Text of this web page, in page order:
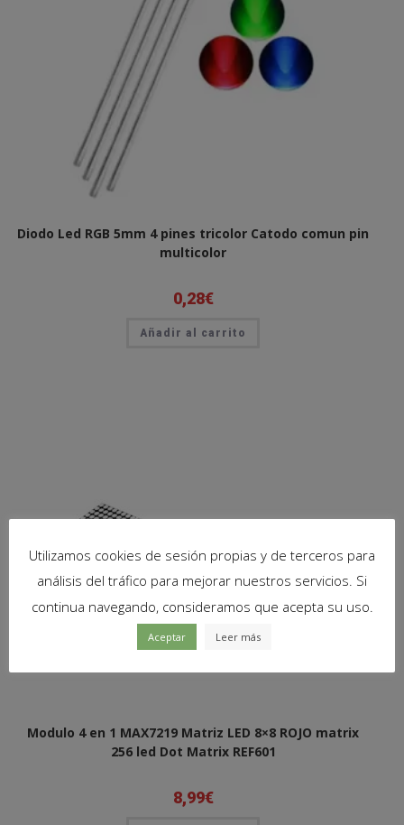
Diodo Led RGB 5mm 4 pines tricolor Catodo comun pin
multicolor
0,28€
Añadir al carrito
Modulo 4 en 1 MAX7219 Matriz LED 8×8 ROJO matrix
256 led Dot Matrix REF601
8,99€
Utilizamos cookies de sesión propias y de terceros para
análisis del tráfico para mejorar nuestros servicios. Si
continua navegando, consideramos que acepta su uso.
Aceptar Leer más